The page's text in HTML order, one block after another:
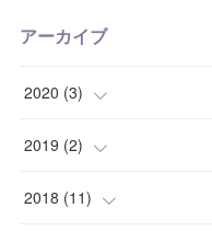
アーカイブ
2020 (3)
(1
( 1)
2019 (2)
( 1)
2018 (11)